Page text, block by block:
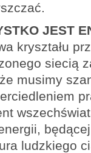
JEST
kryształu
siecią
musimy
ludzkiego